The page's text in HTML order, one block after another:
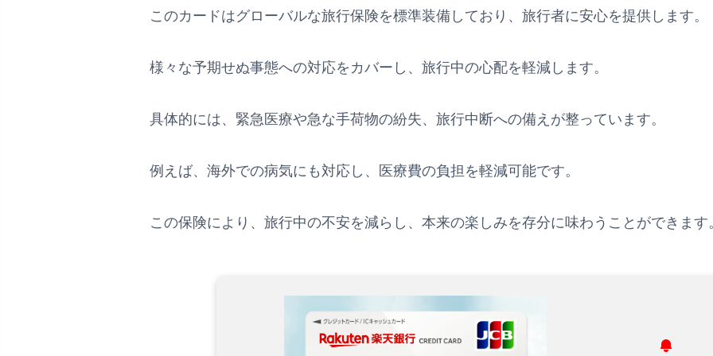
このカードはグローバルな旅行保険を標準装備しており、旅行者に安心を提供します。
様々な予期せぬ事態への対応をカバーし、旅行中の心配を軽減します。
具体的には、緊急医療や急な手荷物の紛失、旅行中断への備えが整っています。
例えば、海外での病気にも対応し、医療費の負担を軽減可能です。
この保険により、旅行中の不安を減らし、本来の楽しみを存分に味わうことができます